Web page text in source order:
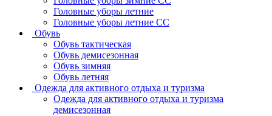
Головные уборы летние
Головные уборы летние СС
Обувь
Обувь тактическая
Обувь демисезонная
Обувь зимняя
Обувь летняя
Одежда для активного отдыха и туризма
Одежда для активного отдыха и туризма
демисезонная